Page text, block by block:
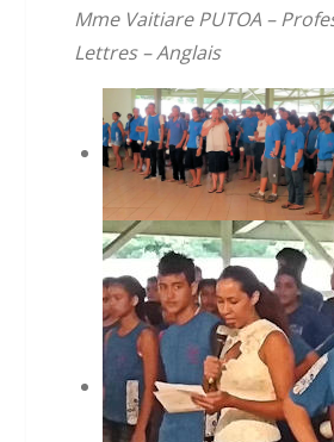
Mme Vaitiare PUTOA –
Lettres – Anglais